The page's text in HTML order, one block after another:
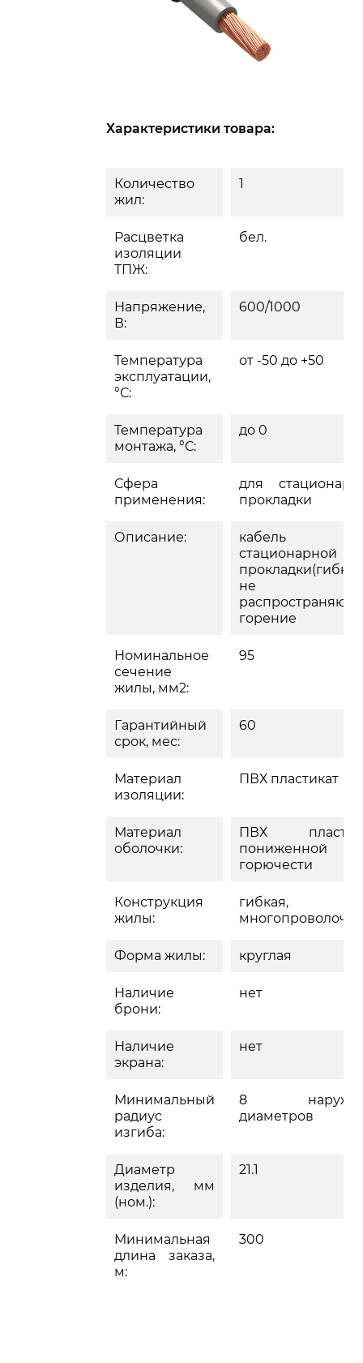
Характеристики товара:
Количество
жил:
1
Расцветка
изоляции
ТПЖ:
бел.
Напряжение,
В:
600/1000
Температура
эксплуатации,
°С:
от -50 до +50
Температура
монтажа, °С:
до 0
Сфера
применения:
для
прокладки
Описание:
кабель
стационарной
не
горение
Номинальное
сечение
жилы, мм2:
95
Гарантийный
срок, мес:
60
Материал
изоляции:
ПВХ пластикат
Материал
оболочки:
ПВХ
пониженной
горючести
Конструкция
жилы:
гибкая,
Форма жилы: круглая
Наличие
брони:
нет
Наличие
экрана:
нет
Минимальный
радиус
изгиба:
8
диаметров
Диаметр
изделия, мм
(ном.):
21.1
Минимальная
длина заказа,
м:
300